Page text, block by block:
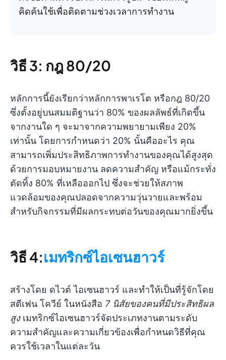
คิดค้นใช้เพื่อติดตามช่วงเวลาการทำงาน
วิธี 3: กฎ 80/20
หลักการนี้ยังเรียกว่าหลักการพาเรโต หรือกฎ 80/20
ซึ่งตั้งอยู่บนสมมติฐานว่า 80% ของผลลัพธ์ที่เกิดขึ้น
จากงานใด ๆ จะมาจากความพยายามเพียง 20%
เท่านั้น โดยการกำหนดว่า 20% นั้นคืออะไร คุณ
สามารถเพิ่มประสิทธิภาพการทำงานของคุณได้สูงสุด
ด้วยการมอบหมายงาน ลดความสำคัญ หรือแม้กระทั่ง
ตัดทิ้ง 80% ที่เหลือออกไป ซึ่งจะช่วยให้สภาพ
แวดล้อมของคุณปลอดจากความวุ่นวายและพร้อม
สำหรับกิจกรรมที่มีผลกระทบต่อวันของคุณมากยิ่งขึ้น
วิธี 4:เมทริกซ์ไอเซนฮาวร์
สร้างโดย ดไวต์ ไอเซนฮาวร์ และทำให้เป็นที่รู้จักโดย
สตีเฟน โควีย์ ในหนังสือ 7 นิสัยของคนที่มีประสิทธิผล
สูงเมทริกซ์ไอเซนฮาวร์จัดประเภทงานตามระดับ
ความสำคัญและความเกี่ยวข้องเพื่อกำหนดวิธีที่คุณ
ควรใช้เวลาในแต่ละวัน